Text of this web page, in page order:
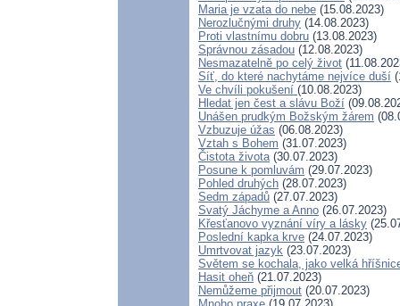
Maria je vzata do nebe (15.08.2023)
Nerozlučnými druhy (14.08.2023)
Proti vlastnímu dobru (13.08.2023)
Správnou zásadou (12.08.2023)
Nesmazatelně po celý život
Síť, do které nachytáme nejvíce duší
Ve chvíli pokušení (10.08.2023)
Hledat jen čest a slávu Boží
Unášen prudkým Božským žárem
Vzbuzuje úžas (06.08.2023)
Vztah s Bohem (31.07.2023)
Čistota života(30.07.2023)
Posune k pomluvám (29.07.2023)
Pohled druhých (28.07.2023)
Sedm západů (27.07.2023)
Svatý Jáchyme a Anno (26.07.2023)
Křesťanovo vyznání víry a lásky
Poslední kapka krve (24.07.2023)
Umrtvovat jazyk (23.07.2023)
Světem se kochala, jako velká
Hasit oheň (21.07.2023)
Nemůžeme přijmout (20.07.2023)